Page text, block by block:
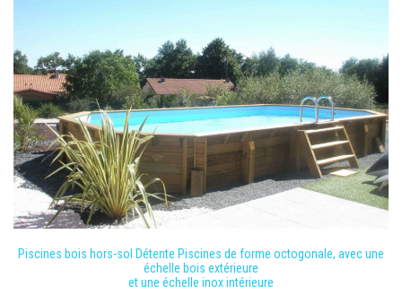
Piscines bois hors-sol Détente Piscines de forme octogonale, avec une
échelle bois extérieure
et une échelle inox intérieure